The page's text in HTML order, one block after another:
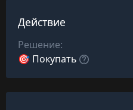
Действие
Решение:
🎯 Покупать